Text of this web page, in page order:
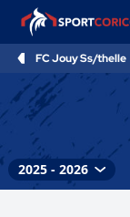
FC Jouy Ss/thelle